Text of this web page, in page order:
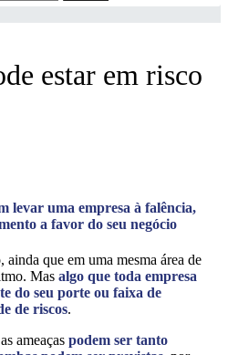
estar em risco
levar uma empresa à falência,
a favor do seu negócio
que em uma mesma área de
Mas algo que toda empresa
do seu porte ou faixa de
de riscos.
ameaças podem ser tanto